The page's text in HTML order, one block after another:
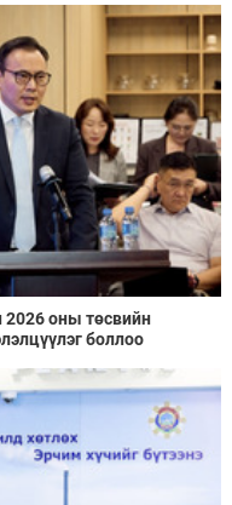
2026 оны төсвийн
боллоо